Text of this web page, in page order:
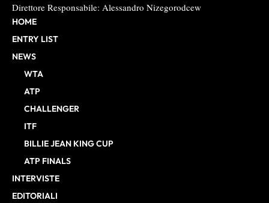
Direttore Responsabile: Alessandro Nizegorodcew
HOME
ENTRY LIST
NEWS
WTA
ATP
CHALLENGER
ITF
BILLIE JEAN KING CUP
ATP FINALS
INTERVISTE
EDITORIALI